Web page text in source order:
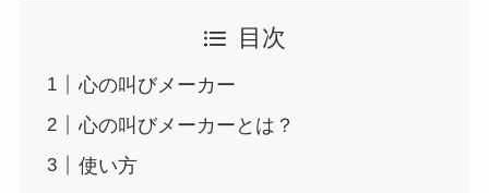
目次
心の叫びメーカー
心の叫びメーカーとは？
使い方